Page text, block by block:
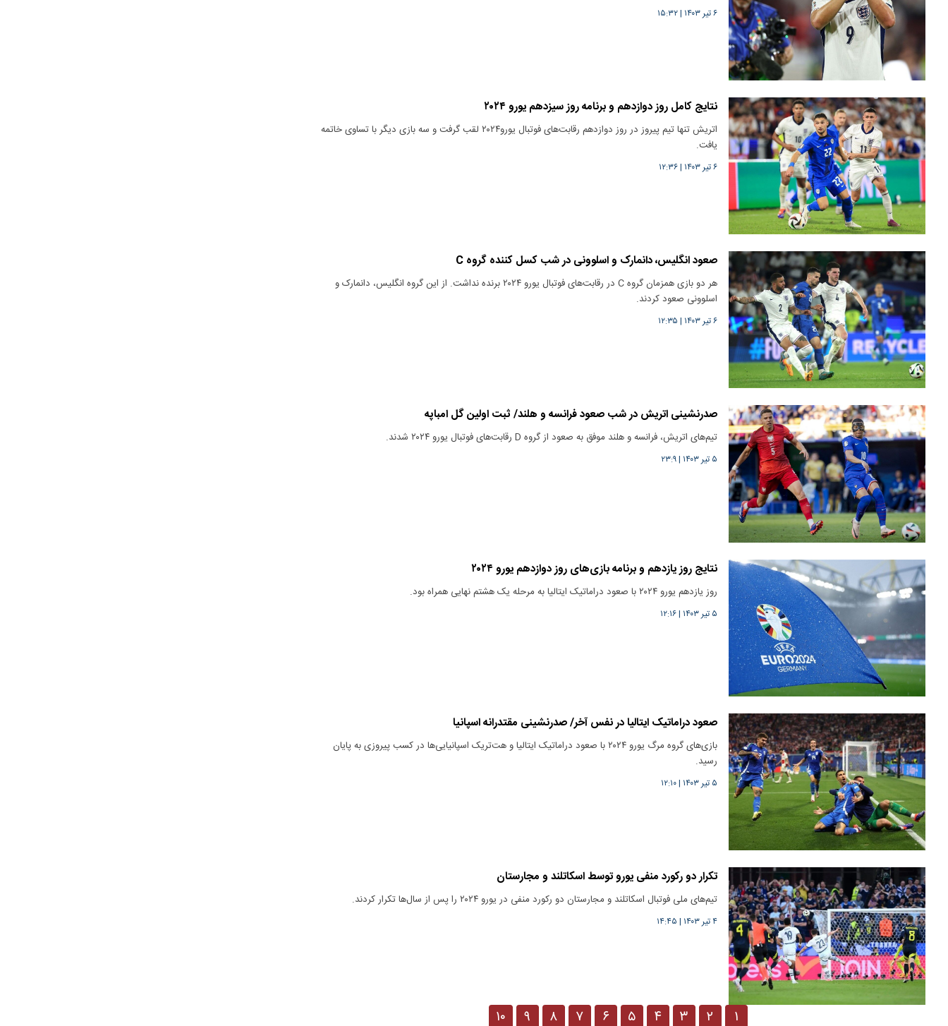
۶ تیر ۱۴۰۳ |۱۵:۳۲
نتایج کامل روز دوازدهم و برنامه روز سیزدهم یورو ۲۰۲۴
اتریش تنها تیم پیروز در روز دوازدهم رقابت‌های فوتبال یورو۲۰۲۴ لقب گرفت و سه بازی دیگر با تساوی خاتمه
یافت.
۶ تیر ۱۴۰۳ |۱۲:۳۶
صعود انگلیس، دانمارک و اسلوونی در شب کسل کننده گروه C
هر دو بازی همزمان گروه C در رقابت‌های فوتبال یورو ۲۰۲۴ برنده نداشت. از این گروه انگلیس، دانمارک و
اسلوونی صعود کردند.
۶ تیر ۱۴۰۳ | ۱۲:۳۵
صدرنشینی اتریش در شب صعود فرانسه و هلند/ ثبت اولین گل امباپه
تیم‌های اتریش، فرانسه و هلند موفق به صعود از گروه D رقابت‌های فوتبال یورو ۲۰۲۴ شدند.
۵ تیر ۱۴۰۳ |۲۳:۹
نتایج روز یازدهم و برنامه بازی‌های روز دوازدهم یورو ۲۰۲۴
روز یازدهم یورو ۲۰۲۴ با صعود دراماتیک ایتالیا به مرحله یک هشتم نهایی همراه بود.
۵ تیر ۱۴۰۳ |۱۲:۱۶
صعود دراماتیک ایتالیا در نفس آخر/ صدرنشینی مقتدرانه اسپانیا
بازی‌‌های گروه مرگ یورو ۲۰۲۴ با صعود دراماتیک ایتالیا و هت‌تریک اسپانیایی‌ها در کسب پیروزی به پایان
رسید.
۵ تیر ۱۴۰۳ |۱۲:۱۰
تکرار دو رکورد منفی یورو توسط اسکاتلند و مجارستان
تیم‌های ملی فوتبال اسکاتلند و مجارستان دو رکورد منفی در یورو ۲۰۲۴ را پس از سال‌ها تکرار کردند.
۴ تیر ۱۴۰۳ | ۱۴:۴۵
۱ ۲ ۳ ۴ ۵ ۶ ۷ ۸ ۹ ۱۰